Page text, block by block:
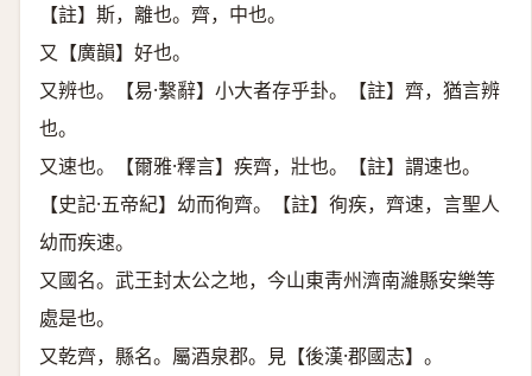
【註】斯，離也。齊，中也。
又【廣韻】好也。
又辨也。【易·繫辭】小大者存乎卦。【註】齊，猶言辨
也。
又速也。【爾雅·釋言】疾齊，壯也。【註】謂速也。
【史記·五帝紀】幼而徇齊。【註】徇疾，齊速，言聖人
幼而疾速。
又國名。武王封太公之地，今山東靑州濟南濰縣安樂等
處是也。
又乾齊，縣名。屬酒泉郡。見【後漢·郡國志】。